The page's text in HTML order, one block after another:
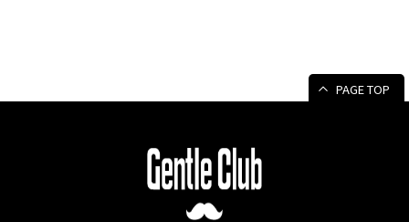
PAGE TOP